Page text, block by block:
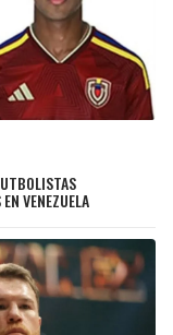
VENEZUELA